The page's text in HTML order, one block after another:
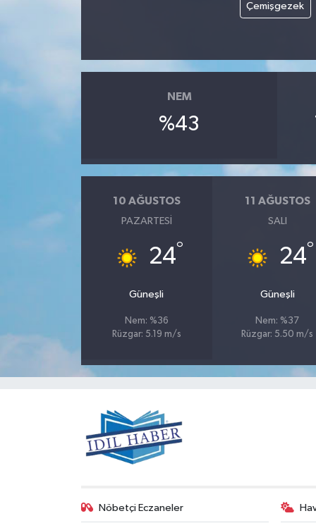
Çemişgezek
NEM
%43
10 AĞUSTOS
PAZARTESI
24°
Güneşli
Nem: %36
Rüzgar: 5.19 m/s
11 AĞUSTOS
SALI
24°
Güneşli
Nem: %37
Rüzgar: 5.50 m/s
Nöbetçi Eczaneler